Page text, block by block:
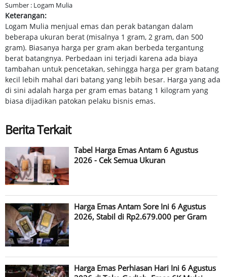
29/07/2026
28/07/2026
BUYBACK
Rp 2.361.000
28/07/2026
GOLD
Rp 2.613.000
27/07/2026
BUYBACK
Rp 2.370.000
27/07/2026
GOLD
Rp 2.622.000
26/07/2026
BUYBACK
Rp 2.352.000
26/07/2026
GOLD
25/07/2026
24/07/2026
BUYBACK
Rp 2.345.000
24/07/2026
GOLD
Rp 2.605.000
23/07/2026
23/07/2026
GOLD
Rp 2.640.000
22/07/2026
BUYBACK
Rp 2.386.000
22/07/2026
21/07/2026
21/07/2026
GOLD
Rp 2.632.000
20/07/2026
BUYBACK Rp 2.341.000
Sumber : Logam Mulia
Keterangan:
Logam Mulia menjual emas dan perak batangan dalam
beberapa ukuran berat (misalnya 1 gram, 2 gram, dan 500
gram). Biasanya harga per gram akan berbeda tergantung
berat batangnya. Perbedaan ini terjadi karena ada biaya
tambahan untuk pencetakan, sehingga harga per gram batang
kecil lebih mahal dari batang yang lebih besar. Harga yang ada
di sini adalah harga per gram emas batang 1 kilogram yang
biasa dijadikan patokan pelaku bisnis emas.
Berita Terkait
Tabel Harga Emas Antam 6 Agustus
2026 - Cek Semua Ukuran
Harga Emas Antam Sore Ini 6 Agustus
2026, Stabil di Rp2.679.000 per Gram
Harga Emas Perhiasan Hari Ini 6 Agustus